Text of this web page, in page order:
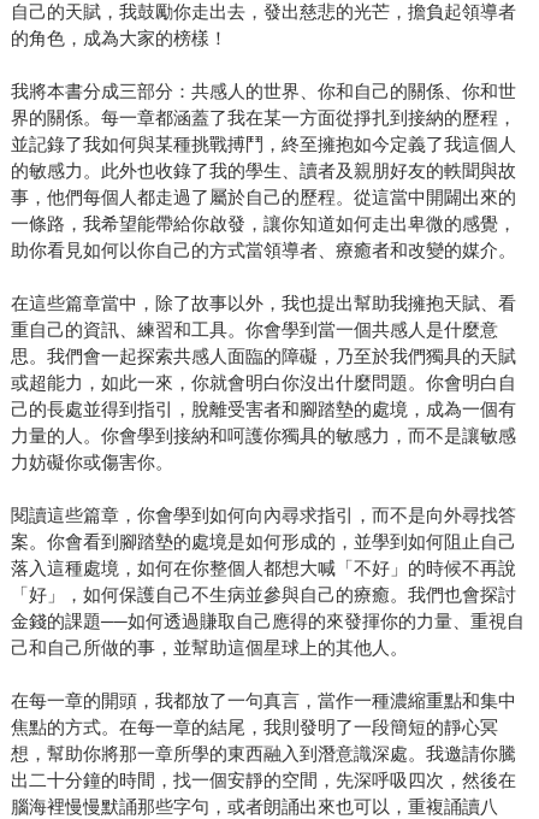
自己的天賦，我鼓勵你走出去，發出慈悲的光芒，擔負起領導者
的角色，成為大家的榜樣！
我將本書分成三部分：共感人的世界、你和自己的關係、你和世
界的關係。每一章都涵蓋了我在某一方面從掙扎到接納的歷程，
並記錄了我如何與某種挑戰搏鬥，終至擁抱如今定義了我這個人
的敏感力。此外也收錄了我的學生、讀者及親朋好友的軼聞與故
事，他們每個人都走過了屬於自己的歷程。從這當中開闢出來的
一條路，我希望能帶給你啟發，讓你知道如何走出卑微的感覺，
助你看見如何以你自己的方式當領導者、療癒者和改變的媒介。
在這些篇章當中，除了故事以外，我也提出幫助我擁抱天賦、看
重自己的資訊、練習和工具。你會學到當一個共感人是什麼意
思。我們會一起探索共感人面臨的障礙，乃至於我們獨具的天賦
或超能力，如此一來，你就會明白你沒出什麼問題。你會明白自
己的長處並得到指引，脫離受害者和腳踏墊的處境，成為一個有
力量的人。你會學到接納和呵護你獨具的敏感力，而不是讓敏感
力妨礙你或傷害你。
閱讀這些篇章，你會學到如何向內尋求指引，而不是向外尋找答
案。你會看到腳踏墊的處境是如何形成的，並學到如何阻止自己
落入這種處境，如何在你整個人都想大喊「不好」的時候不再說
「好」，如何保護自己不生病並參與自己的療癒。我們也會探討
金錢的課題──如何透過賺取自己應得的來發揮你的力量、重視自
己和自己所做的事，並幫助這個星球上的其他人。
在每一章的開頭，我都放了一句真言，當作一種濃縮重點和集中
焦點的方式。在每一章的結尾，我則發明了一段簡短的靜心冥
想，幫助你將那一章所學的東西融入到潛意識深處。我邀請你騰
出二十分鐘的時間，找一個安靜的空間，先深呼吸四次，然後在
腦海裡慢慢默誦那些字句，或者朗誦出來也可以，重複誦讀八